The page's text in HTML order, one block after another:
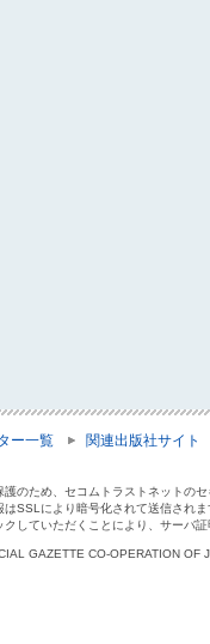
ー一覧 関連出版社サイト
のため、セコムトラストネットのセ
はSSLにより暗号化されて送信され
していただくことにより、サーバ証
GAZETTE CO-OPERATION OF